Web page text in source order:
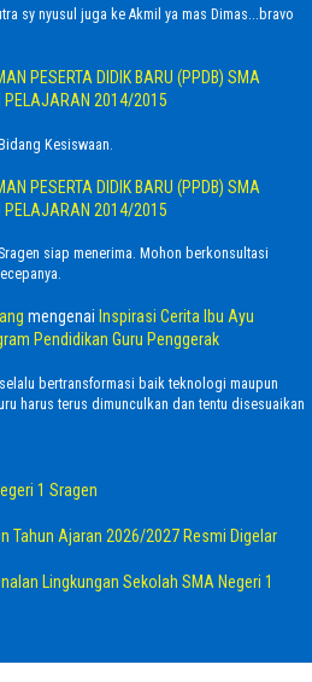
sy nyusul juga ke Akmil ya mas Dimas...bravo
PESERTA DIDIK BARU (PPDB) SMA
PELAJARAN 2014/2015
Kesiswaan.
PESERTA DIDIK BARU (PPDB) SMA
PELAJARAN 2014/2015
siap menerima. Mohon berkonsultasi
mengenai Inspirasi Cerita Ibu Ayu
Pendidikan Guru Penggerak
bertransformasi baik teknologi maupun
harus terus dimunculkan dan tentu disesuaikan
1 Sragen
Tahun Ajaran 2026/2027 Resmi Digelar
Lingkungan Sekolah SMA Negeri 1